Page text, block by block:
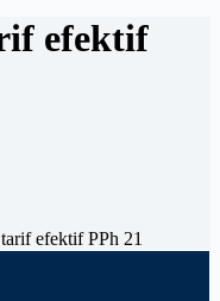
efektif
efektif PPh 21